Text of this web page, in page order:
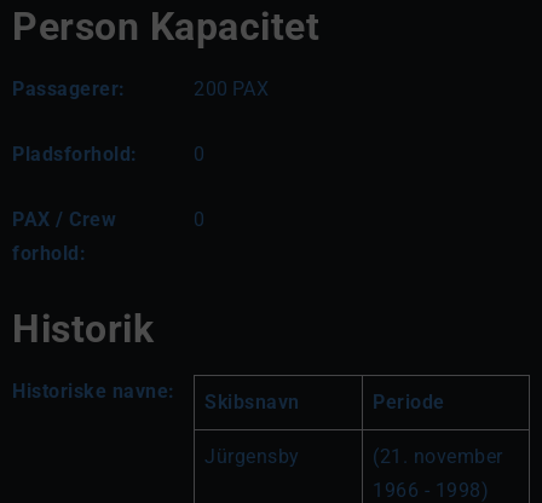
Person Kapacitet
Passagerer: 200 PAX
Pladsforhold: 0
PAX / Crew
forhold:
0
Historik
Historiske navne: Skibsnavn Periode
Jürgensby
(21. november
1966 - 1998)